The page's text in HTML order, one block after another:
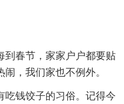
到春节，家家户户都要贴
，我们家也不例外。
吃钱饺子的习俗。记得今